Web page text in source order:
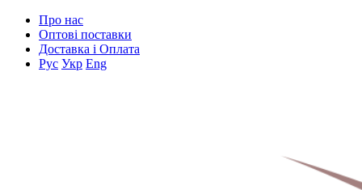
Про нас
Оптові поставки
Доставка і Оплата
Рус Укр Eng